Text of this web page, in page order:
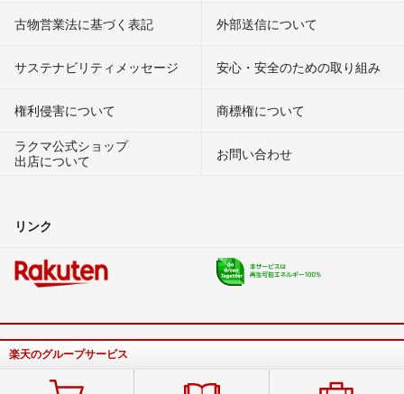
古物営業法に基づく表記 外部送信について
サステナビリティメッセージ 安心・安全のための取り組み
権利侵害について
商標権について
ラクマ公式ショップ
出店について
お問い合わせ
リンク
楽天のグループサービス